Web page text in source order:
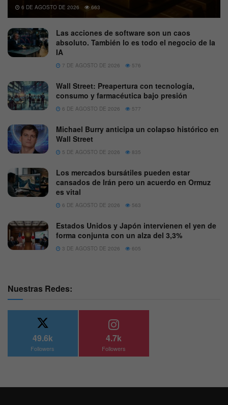
6 DE AGOSTO DE 2026 663
Las acciones de software son un caos
absoluto. También lo es todo el negocio de la
IA
7 DE AGOSTO DE 2026 576
Wall Street: Preapertura con tecnología,
consumo y farmacéutica bajo presión
6 DE AGOSTO DE 2026 577
Michael Burry anticipa un colapso histórico en
Wall Street
5 DE AGOSTO DE 2026 835
Los mercados bursátiles pueden estar
cansados de Irán pero un acuerdo en Ormuz
es vital
6 DE AGOSTO DE 2026 563
Estados Unidos y Japón intervienen el yen de
forma conjunta con un alza del 3,3%
3 DE AGOSTO DE 2026 605
Nuestras Redes:
49.6k
Followers
4.7k
Followers